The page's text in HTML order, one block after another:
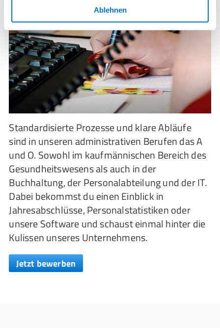
Ablehnen
Standardisierte Prozesse und klare Abläufe
sind in unseren administrativen Berufen das A
und O. Sowohl im kaufmännischen Bereich des
Gesundheitswesens als auch in der
Buchhaltung, der Personalabteilung und der IT.
Dabei bekommst du einen Einblick in
Jahresabschlüsse, Personalstatistiken oder
unsere Software und schaust einmal hinter die
Kulissen unseres Unternehmens.
Jetzt bewerben